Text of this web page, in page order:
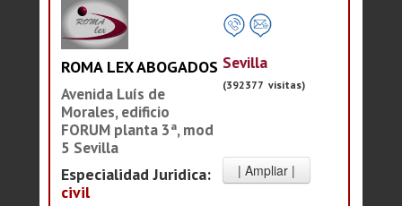
ROMA LEX ABOGADOS
Avenida Luís de
Morales, edificio
FORUM planta 3ª, mod
5 Sevilla
Especialidad Juridica:
civil
Sevilla
(392377 visitas)